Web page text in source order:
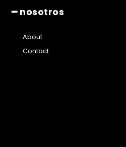
━ nosotros
About
Contact